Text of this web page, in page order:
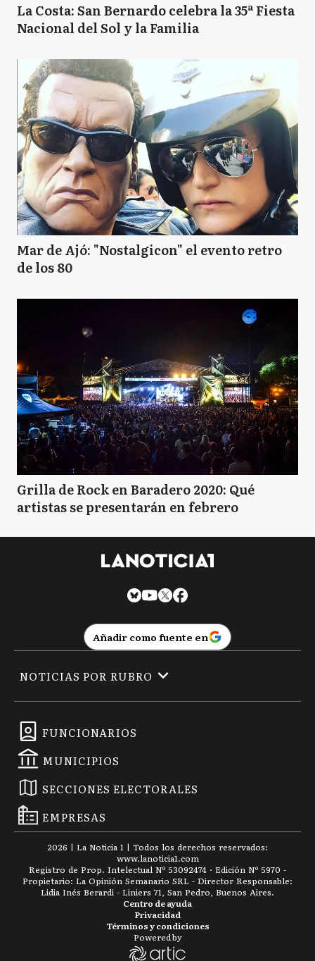
La Costa: San Bernardo celebra la 35ª Fiesta
Nacional del Sol y la Familia
Mar de Ajó: "Nostalgicon" el evento retro
de los 80
Grilla de Rock en Baradero 2020: Qué
artistas se presentarán en febrero
Añadir como fuente en
FUNCIONARIOS
MUNICIPIOS
SECCIONES ELECTORALES
EMPRESAS
NOTICIAS POR RUBRO
2026 | La Noticia 1 | Todos los derechos reservados:
www.lanoticia1.com
Registro de Prop. Intelectual Nº 53092474 · Edición Nº 5970 -
Propietario: La Opinión Semanario SRL - Director Responsable:
Lidia Inés Berardi - Liniers 71, San Pedro, Buenos Aires.
Términos y condiciones
Privacidad
Centro de ayuda
Powered by